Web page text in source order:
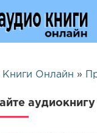
Онлайн »